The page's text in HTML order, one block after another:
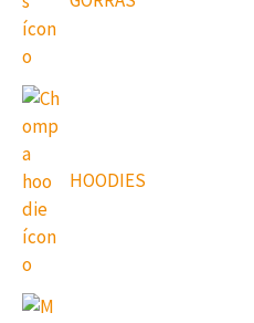
HOODIES